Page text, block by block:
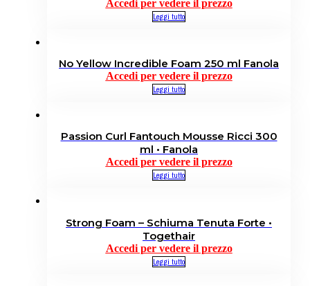
Accedi per vedere il prezzo
Leggi tutto
No Yellow Incredible Foam 250 ml Fanola
Accedi per vedere il prezzo
Leggi tutto
Passion Curl Fantouch Mousse Ricci 300
ml • Fanola
Accedi per vedere il prezzo
Leggi tutto
Strong Foam – Schiuma Tenuta Forte •
Togethair
Accedi per vedere il prezzo
Leggi tutto